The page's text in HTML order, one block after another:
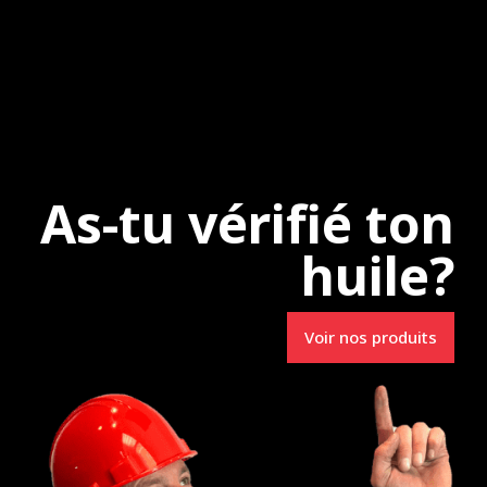
3231, route 157
du-Mont-Carmel (Qc) G0X 3J0
As-tu vérifié ton
huile?
Voir nos produits